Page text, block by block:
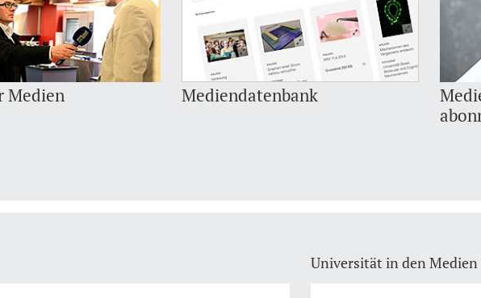
Medien Mediendatenbank
Universität in den Medien